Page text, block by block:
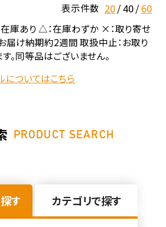
表示件数 20 40 60
庫あり △：在庫わずか ×：取り寄せ
届け納期約2週間 取扱中止：お取り
。同等品はございません。
についてはこちら
PRODUCT SEARCH
す カテゴリで探す